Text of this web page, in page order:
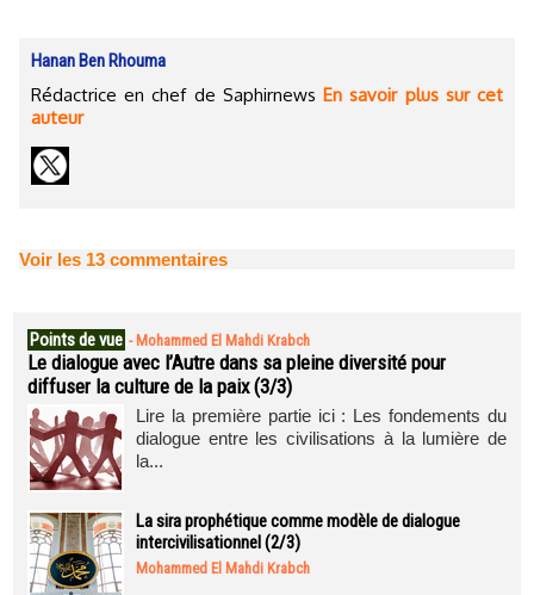
Hanan Ben Rhouma
Rédactrice en chef de Saphirnews En savoir plus sur cet
auteur
Voir les 13 commentaires
Points de vue - Mohammed El Mahdi Krabch
Le dialogue avec l’Autre dans sa pleine diversité pour
diffuser la culture de la paix (3/3)
Lire la première partie ici : Les fondements du
dialogue entre les civilisations à la lumière de
la...
La sira prophétique comme modèle de dialogue
intercivilisationnel (2/3)
Mohammed El Mahdi Krabch